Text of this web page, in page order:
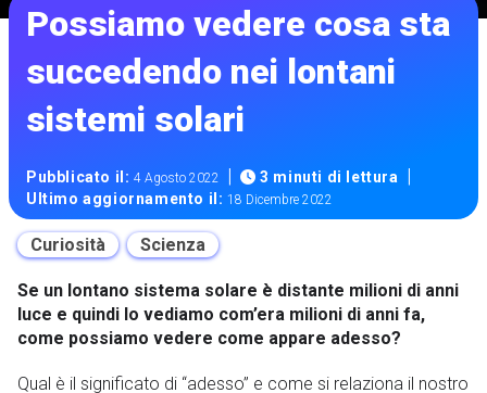
Possiamo vedere cosa sta
succedendo nei lontani
sistemi solari
Pubblicato il:4 Agosto 2022 | 3 minuti di lettura |
Ultimo aggiornamento il:18 Dicembre 2022
Curiosità Scienza
Se un lontano sistema solare è distante milioni di anni
luce e quindi lo vediamo com’era milioni di anni fa,
come possiamo vedere come appare adesso?
Qual è il significato di “adesso” e come si relaziona il nostro